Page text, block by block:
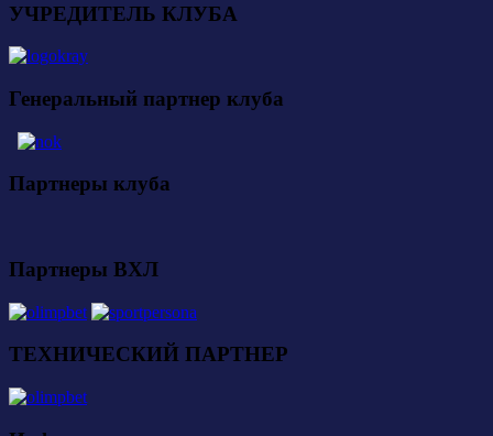
УЧРЕДИТЕЛЬ КЛУБА
Генеральный партнер клуба
Партнеры клуба
Партнеры ВХЛ
ТЕХНИЧЕСКИЙ ПАРТНЕР